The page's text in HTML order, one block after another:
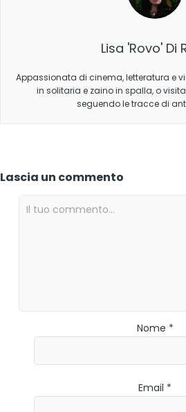
Lisa 'Rovo' Di
Appassionata di cinema, letteratura e
in solitaria e zaino in spalla, o
seguendo le tracce di
Lascia un commento
Nome *
Email *